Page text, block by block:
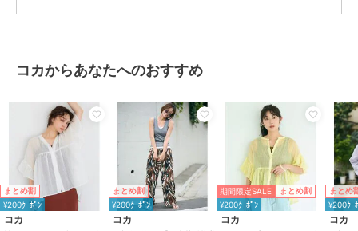
が生じる場合がございます。
う努めております。今後もより良いデザインと商品をご提供させて頂
くためにも素材や縫製につきましては、何卒ご理解いただきますよう
お願い申し上げます。
モデル：150cm/158cm/160cm/165cm/167cm/173cm
期間限定セール開催中
コカからあなたへのおすすめ
まとめ割
¥200ｸｰﾎﾟﾝ
コカ
まとめ割
¥200ｸｰﾎﾟﾝ
コカ
期間限定SALE まとめ割
¥200ｸｰﾎﾟﾝ
コカ
まとめ
¥200ｸｰ
コカ